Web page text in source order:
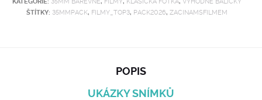
ŠTÍTKY: 35MMPACK, FILMY_TOP3, PACK2026, ZACINAMSFILMEM
POPIS
UKÁZKY SNÍMKŮ